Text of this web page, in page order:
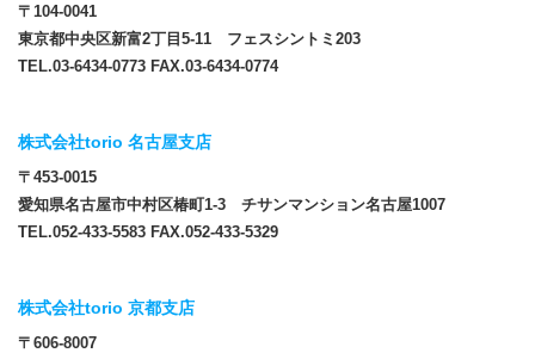
〒104-0041
東京都中央区新富2丁目5-11 フェスシントミ203
TEL.03-6434-0773 FAX.03-6434-0774
株式会社torio 名古屋支店
〒453-0015
愛知県名古屋市中村区椿町1-3 チサンマンション名古屋1007
TEL.052-433-5583 FAX.052-433-5329
株式会社torio 京都支店
〒606-8007